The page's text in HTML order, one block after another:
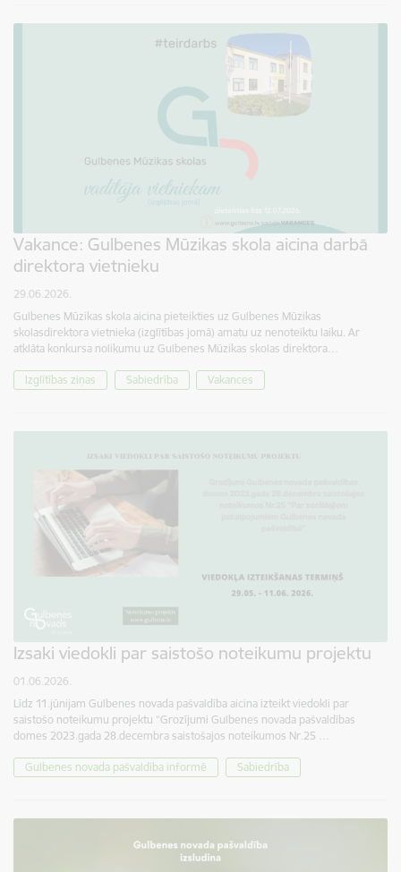
Vakance: Gulbenes Mūzikas skola aicina darbā
direktora vietnieku
29.06.2026.
Gulbenes Mūzikas skola aicina pieteikties uz Gulbenes Mūzikas
skolasdirektora vietnieka (izglītības jomā) amatu uz nenoteiktu laiku. Ar
atklāta konkursa nolikumu uz Gulbenes Mūzikas skolas direktora…
Izglītības ziņas Sabiedrība Vakances
Izsaki viedokli par saistošo noteikumu projektu
01.06.2026.
Līdz 11.jūnijam Gulbenes novada pašvaldība aicina izteikt viedokli par
saistošo noteikumu projektu “Grozījumi Gulbenes novada pašvaldības
domes 2023.gada 28.decembra saistošajos noteikumos Nr.25 …
Gulbenes novada pašvaldība informē Sabiedrība